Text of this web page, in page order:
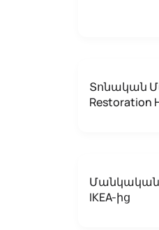
Տոնական
Restoration
Մանկական
IKEA-ից